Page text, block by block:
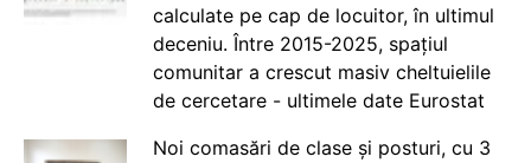
calculate pe cap de locuitor, în ultimul
deceniu. Între 2015-2025, spațiul
comunitar a crescut masiv cheltuielile
de cercetare - ultimele date Eurostat
Noi comasări de clase și posturi, cu 3